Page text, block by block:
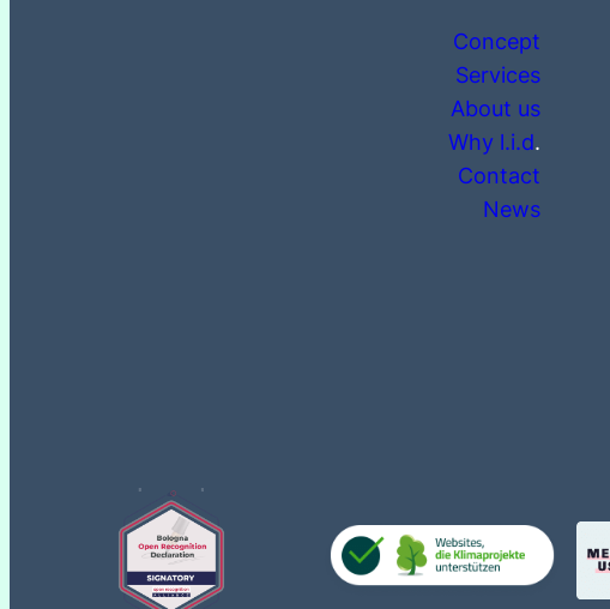
Concept
Services
About us
Why l.i.d.
Contact
News